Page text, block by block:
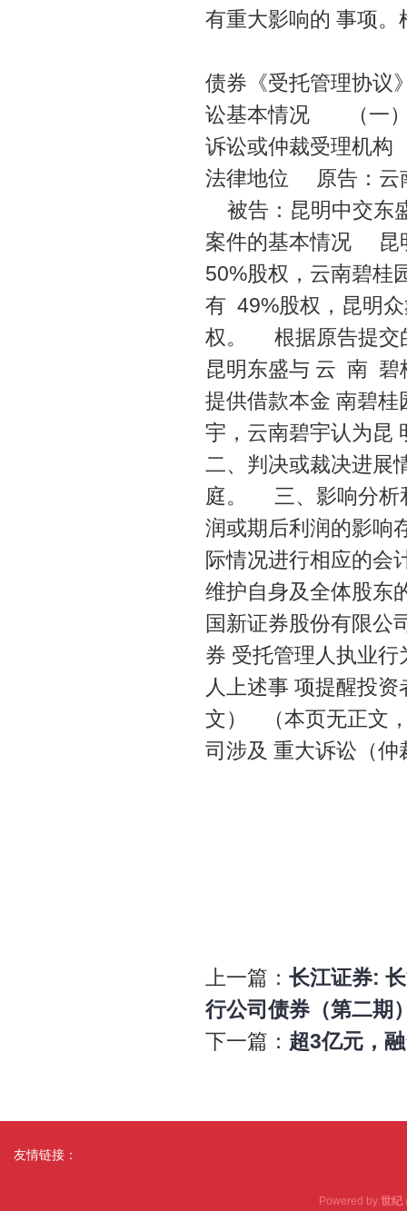
有重大影响的 事项
债券《受托管理协
讼基本情况 （一）
诉讼或仲裁受理机
法律地位 原告：云
被告：昆明中交东
案件的基本情况 昆
50%股权，云南碧桂
有 49%股权，昆明
权。 根据原告提交
昆明东盛与 云 南 碧
提供借款本金 南碧
宇，云南碧宇认为
二、判决或裁决进
庭。 三、影响分析
润或期后利润的影响
际情况进行相应的会
维护自身及全体股
国新证券股份有限公
券 受托管理人执业
人上述事 项提醒投
文） （本页无正文
司涉及 重大诉讼（
上一篇： 长江证券:
行公司债券（第二期
下一篇： 超3亿元，
友情链接：
Powered by 世纪